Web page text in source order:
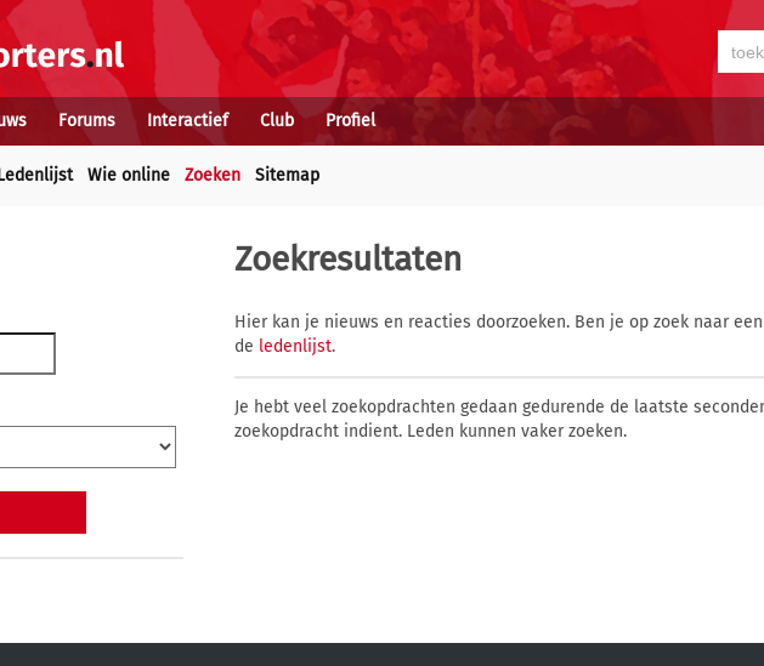
Forums Interactief Club Profiel
Wie online Zoeken Sitemap
Zoekresultaten
Hier kan je nieuws en reacties doorzoeken. Ben je op zoek naar
de ledenlijst.
Je hebt veel zoekopdrachten gedaan gedurende de laatste
zoekopdracht indient. Leden kunnen vaker zoeken.